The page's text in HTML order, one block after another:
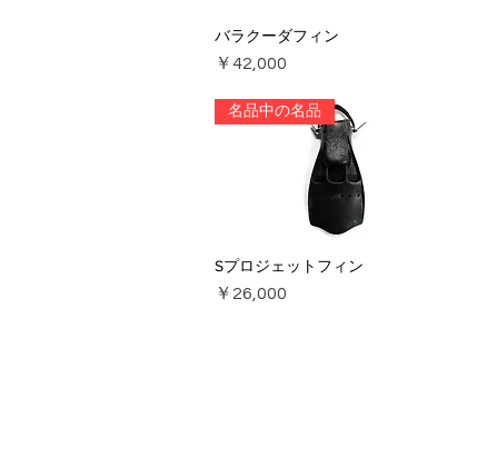
バラクーダフィン
価格
￥42,000
名品中の名品
Sプロジェットフィン
価格
￥26,000